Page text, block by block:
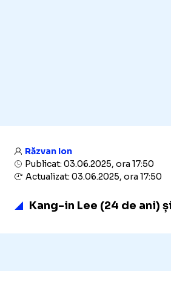
Răzvan Ion
Publicat: 03.06.2025, ora 17:50
Actualizat: 03.06.2025, ora 17:50
Kang-in Lee (24 de ani)